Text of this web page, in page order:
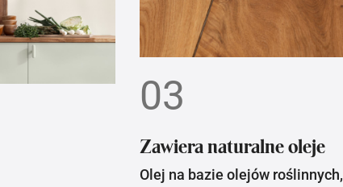
03
Zawiera naturalne oleje
Olej na bazie olejów roślinnych,